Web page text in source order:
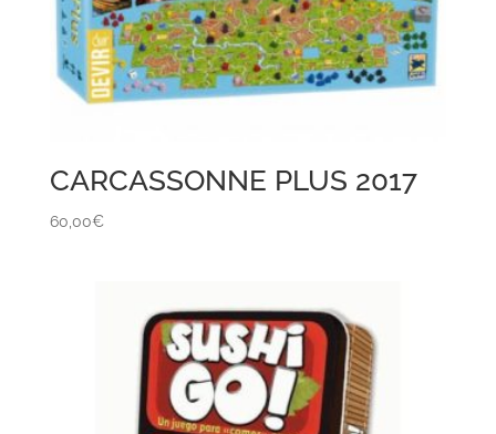
CARCASSONNE PLUS 2017
60,00€